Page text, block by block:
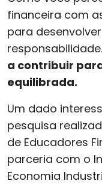
financeira com
para
responsabilidade.
a contribuir
equilibrada.
Um dado
pesquisa
de Educadores
parceria com o
Economia